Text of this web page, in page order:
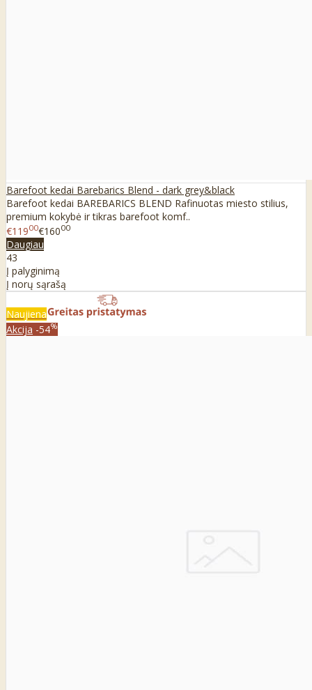
Barefoot kedai Barebarics Blend - dark grey&black
Barefoot kedai BAREBARICS BLEND Rafinuotas miesto stilius,
premium kokybė ir tikras barefoot komf..
€11900€16000
Daugiau
43
Į palyginimą
Į norų sąrašą
Naujiena
Akcija -54%